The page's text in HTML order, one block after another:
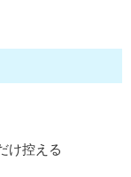
け控える